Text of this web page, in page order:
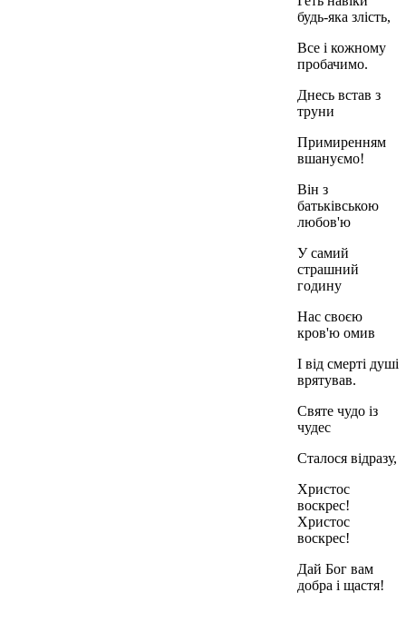
будь-яка злість,
Все і кожному
пробачимо.
Днесь встав з
труни
Примиренням
вшануємо!
Він з
батьківською
любов'ю
У самий
страшний
годину
Нас своєю
кров'ю омив
І від смерті душі
врятував.
Святе чудо із
чудес
Сталося відразу,
Христос
воскрес!
Христос
воскрес!
Дай Бог вам
добра і щастя!